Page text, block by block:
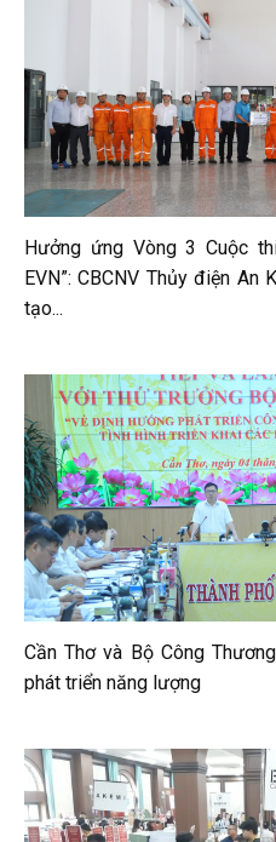
Hưởng ứng Vòng 3 Cuộc
EVN”: CBCNV Thủy điện
tạo...
Cần Thơ và Bộ Công
phát triển năng lượng